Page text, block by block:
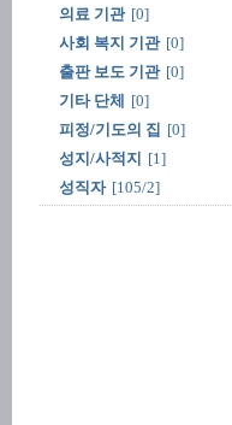
의료 기관 [0]
사회 복지 기관 [0]
출판 보도 기관 [0]
기타 단체
[0]
피정/기도의 집 [0]
성지/사적지
[1]
성직자 [105/2]